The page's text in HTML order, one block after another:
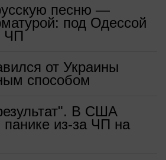
песню —
под Одессой
ЧП
от Украины
способом
В США
панике из-за ЧП на